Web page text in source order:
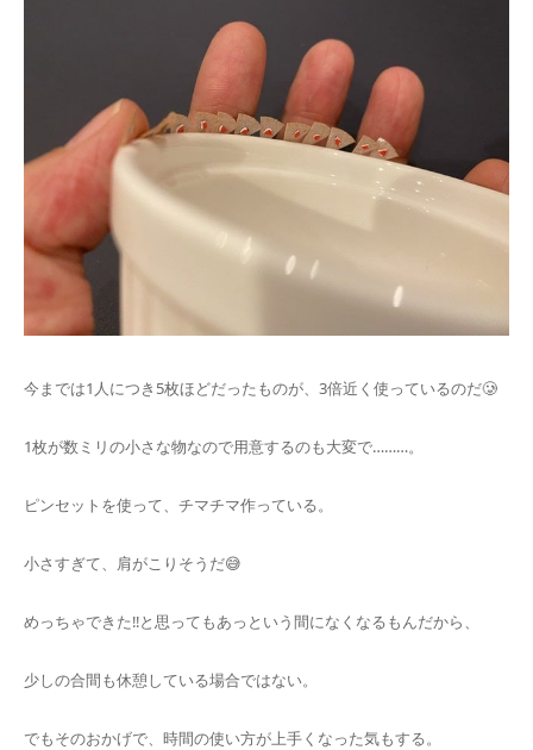
今までは1人につき5枚ほどだったものが、3倍近く使っているのだ🥲
1枚が数ミリの小さな物なので用意するのも大変で………。
ピンセットを使って、チマチマ作っている。
小さすぎて、肩がこりそうだ😅
めっちゃできた‼️と思ってもあっという間になくなるもんだから、
少しの合間も休憩している場合ではない。
でもそのおかげで、時間の使い方が上手くなった気もする。